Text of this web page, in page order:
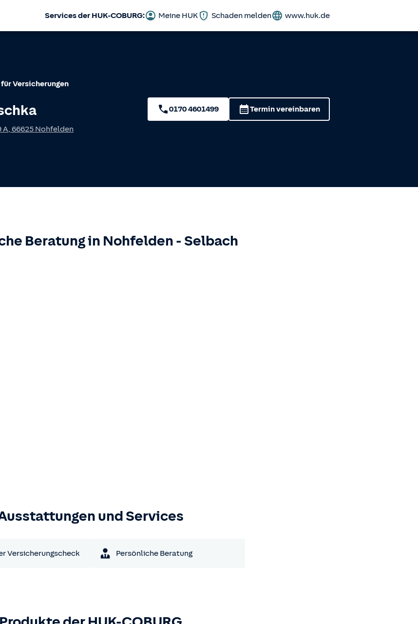
Services der HUK-COBURG: Meine HUK Schaden melden www.huk.de
Versicherungen
A, 66625 Nohfelden
0170 4601499 Termin vereinbaren
Beratung in Nohfelden - Selbach
und Services
Versicherungscheck Persönliche Beratung